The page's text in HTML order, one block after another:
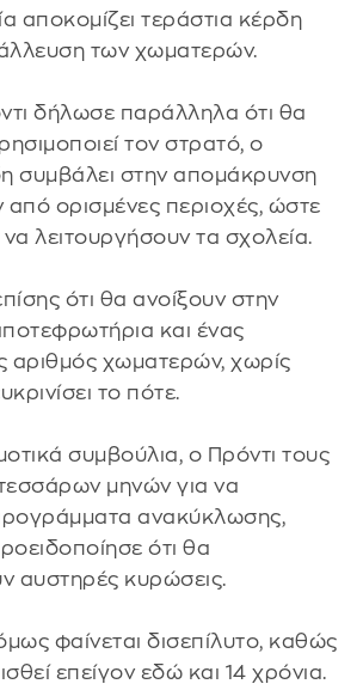
αποκομίζει τεράστια κέρδη
των χωματερών.
δήλωσε παράλληλα ότι θα
τον στρατό, ο
συμβάλει στην απομάκρυνση
ορισμένες περιοχές, ώστε
λειτουργήσουν τα σχολεία.
ότι θα ανοίξουν στην
και ένας
αριθμός χωματερών, χωρίς
το πότε.
συμβούλια, ο Πρόντι τους
μηνών για να
ανακύκλωσης,
ότι θα
αυστηρές κυρώσεις.
φαίνεται δισεπίλυτο, καθώς
επείγον εδώ και 14 χρόνια.